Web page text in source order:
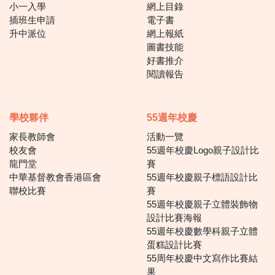
小一入學
插班生申請
升中派位
網上目錄
電子書
網上報紙
圖書技能
好書推介
閱讀報告
學校夥伴
家長教師會
校友會
龍門堂
中華基督教會香港區會
聯校比賽
55週年校慶
活動一覽
55週年校慶Logo親子設計比
賽
55週年校慶親子標語設計比
賽
55週年校慶親子立體裝飾物
設計比賽海報
55週年校慶數學科親子立體
蛋糕設計比賽
55周年校慶中文寫作比賽結
果